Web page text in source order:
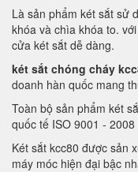
Là sản phẩm két sắt sử
khóa và chìa khóa to.
cửa két sắt dễ dàng.
két sắt chóng cháy
doanh hàn quốc mang
Toàn bộ sản phẩm két
quốc tế ISO 9001 -
Két sắt kcc80 được sản
máy móc hiện đại bậc